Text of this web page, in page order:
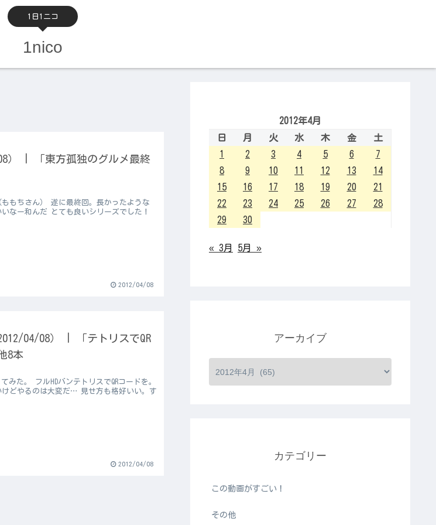
1日1ニコ
1nico
） | 「東方孤独のグルメ最終
もちさん） 遂に最終回。長かったような
なー和んだ とても良いシリーズでした！
2012/04/08
04/08） | 「テトリスでQR
8本
みた。 フルHDバンテトリスでQRコードを。
どやるのは大変だ… 見せ方も格好いい。す
2012/04/08
2012年4月
日
月 火 水 木 金
土
1
2 3 4 5 6
7
8
9 10 11 12 13
14
15
16 17 18 19 20
21
22
23 24 25 26 27
28
29
30
« 3月 5月 »
アーカイブ
カテゴリー
この動画がすごい！
その他